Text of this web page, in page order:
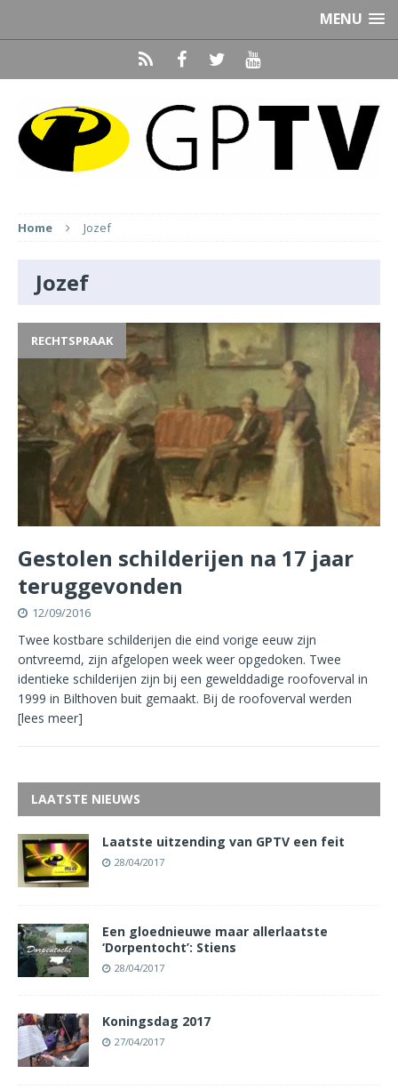
MENU
Home Jozef
Jozef
RECHTSPRAAK
Gestolen schilderijen na 17 jaar
teruggevonden
12/09/2016
Twee kostbare schilderijen die eind vorige eeuw zijn
ontvreemd, zijn afgelopen week weer opgedoken. Twee
identieke schilderijen zijn bij een gewelddadige roofoverval in
1999 in Bilthoven buit gemaakt. Bij de roofoverval werden
[lees meer]
LAATSTE NIEUWS
Laatste uitzending van GPTV een feit
28/04/2017
Een gloednieuwe maar allerlaatste
‘Dorpentocht’: Stiens
28/04/2017
Koningsdag 2017
27/04/2017